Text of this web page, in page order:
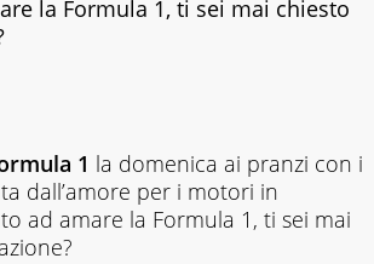
la Formula 1, ti sei mai chiesto
1 la domenica ai pranzi con i
dall’amore per i motori in
ad amare la Formula 1, ti sei mai